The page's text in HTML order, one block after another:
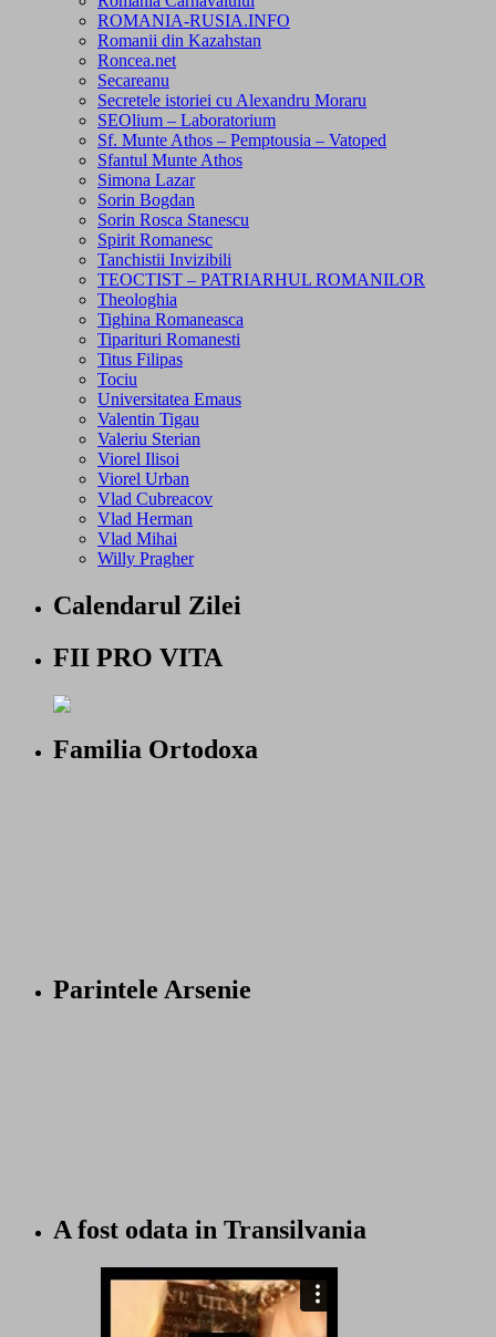
ROMANIA-RUSIA.INFO
Romanii din Kazahstan
Roncea.net
Secareanu
Secretele istoriei cu Alexandru Moraru
SEOlium – Laboratorium
Sf. Munte Athos – Pemptousia – Vatoped
Sfantul Munte Athos
Simona Lazar
Sorin Bogdan
Sorin Rosca Stanescu
Spirit Romanesc
Tanchistii Invizibili
TEOCTIST – PATRIARHUL ROMANILOR
Theologhia
Tighina Romaneasca
Tiparituri Romanesti
Titus Filipas
Tociu
Universitatea Emaus
Valentin Tigau
Valeriu Sterian
Viorel Ilisoi
Viorel Urban
Vlad Cubreacov
Vlad Herman
Vlad Mihai
Willy Pragher
Calendarul Zilei
FII PRO VITA
Familia Ortodoxa
Parintele Arsenie
A fost odata in Transilvania